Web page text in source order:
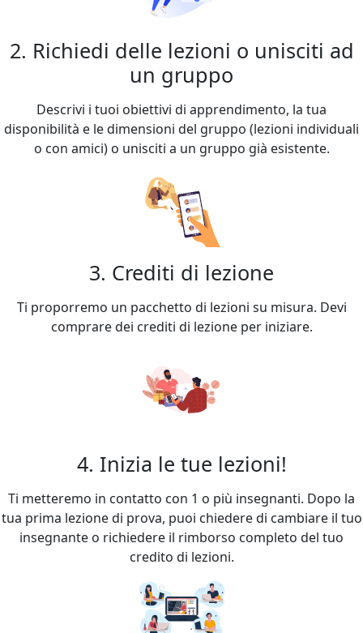
2. Richiedi delle lezioni o unisciti ad
un gruppo
Descrivi i tuoi obiettivi di apprendimento, la tua
disponibilità e le dimensioni del gruppo (lezioni individuali
o con amici) o unisciti a un gruppo già esistente.
3. Crediti di lezione
Ti proporremo un pacchetto di lezioni su misura. Devi
comprare dei crediti di lezione per iniziare.
4. Inizia le tue lezioni!
Ti metteremo in contatto con 1 o più insegnanti. Dopo la
tua prima lezione di prova, puoi chiedere di cambiare il tuo
insegnante o richiedere il rimborso completo del tuo
credito di lezioni.